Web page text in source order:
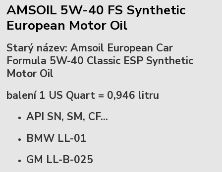
AMSOIL 5W-40 FS Synthetic
European Motor Oil
Starý název: Amsoil European Car
Formula 5W-40 Classic ESP Synthetic
Motor Oil
balení 1 US Quart = 0,946 litru
API SN, SM, CF...
BMW LL-01
GM LL-B-025